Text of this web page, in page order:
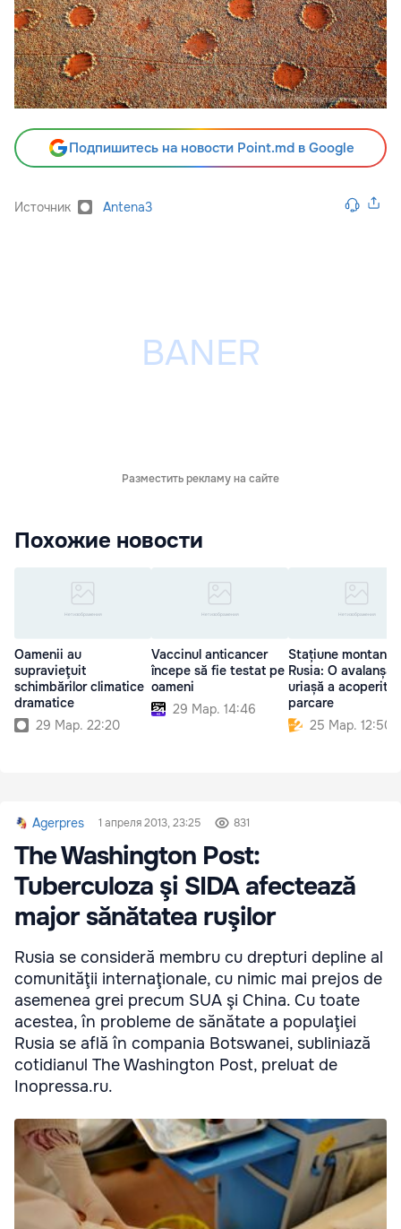
Подпишитесь на новости Point.md в Google
Источник Antena3
Разместить рекламу на сайте
Похожие новости
Oamenii au
supravieţuit
schimbărilor climatice
dramatice
29 Мар. 22:20
Vaccinul anticancer
începe să fie testat pe
oameni
29 Мар. 14:46
Stațiune montană
Rusia: O avalanșă
uriașă a acoperit o
parcare
25 Мар. 12:50
Agerpres 1 апреля 2013, 23:25 831
The Washington Post:
Tuberculoza şi SIDA afectează
major sănătatea ruşilor
Rusia se consideră membru cu drepturi depline al
comunităţii internaţionale, cu nimic mai prejos de
asemenea grei precum SUA şi China. Cu toate
acestea, în probleme de sănătate a populaţiei
Rusia se află în compania Botswanei, subliniază
cotidianul The Washington Post, preluat de
Inopressa.ru.